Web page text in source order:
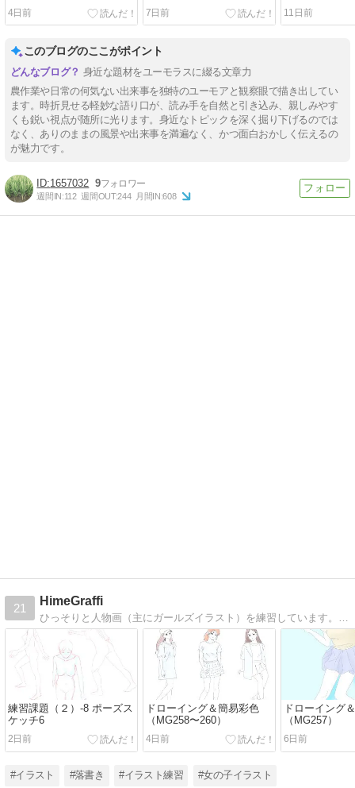
4日前
7日前
11日前
このブログのここがポイント
身近な題材をユーモラスに綴る文章力
農作業や日常の何気ない出来事を独特のユーモアと観察眼で描き出してい
ます。時折見せる軽妙な語り口が、読み手を自然と引き込み、親しみやす
くも鋭い視点が随所に光ります。身近なトピックを深く掘り下げるのでは
なく、ありのままの風景や出来事を満遍なく、かつ面白おかしく伝えるの
が魅力です。
1657032 9
週間IN:112 週間OUT:244 月間IN:608
21
HimeGraffi
練習課題（２）-8 ポーズス
ケッチ6
2日前
ドローイング＆簡易彩色
（MG258〜260）
4日前
ドローイング
（MG257）
6日前
#イラスト #落書き #イラスト練習 #女の子イラスト